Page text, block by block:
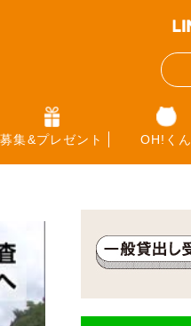
募集&プレゼント OH!くん